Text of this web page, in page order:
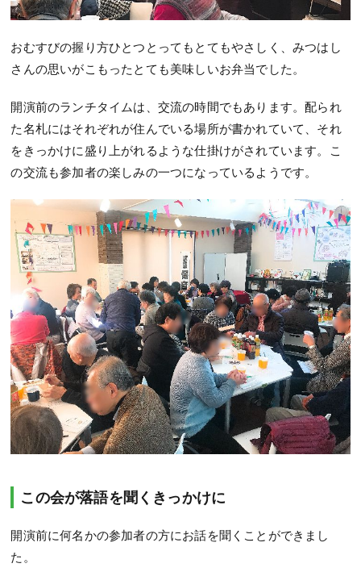
おむすびの握り方ひとつとってもとてもやさしく、みつはし
さんの思いがこもったとても美味しいお弁当でした。
開演前のランチタイムは、交流の時間でもあります。配られ
た名札にはそれぞれが住んでいる場所が書かれていて、それ
をきっかけに盛り上がれるような仕掛けがされています。こ
の交流も参加者の楽しみの一つになっているようです。
この会が落語を聞くきっかけに
開演前に何名かの参加者の方にお話を聞くことができまし
た。